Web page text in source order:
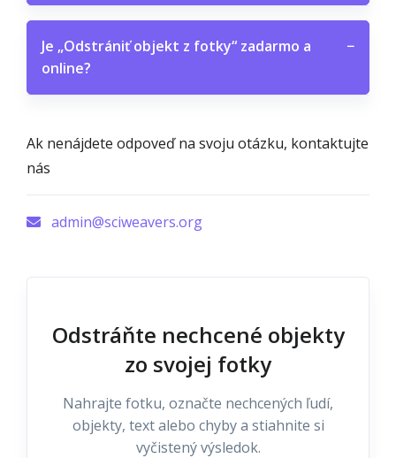
Je „Odstrániť objekt z fotky“ zadarmo a
online?
−
Ak nenájdete odpoveď na svoju otázku, kontaktujte
nás
admin@sciweavers.org
Odstráňte nechcené objekty
zo svojej fotky
Nahrajte fotku, označte nechcených ľudí,
objekty, text alebo chyby a stiahnite si
vyčistený výsledok.